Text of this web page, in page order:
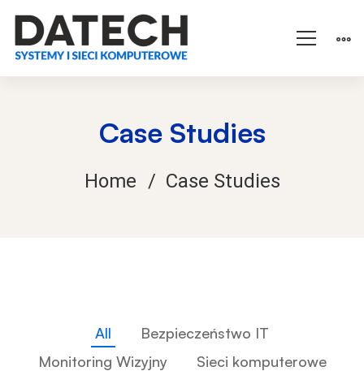
Case Studies
Home Case Studies
All
Bezpieczeństwo IT
Monitoring Wizyjny
Sieci komputerowe